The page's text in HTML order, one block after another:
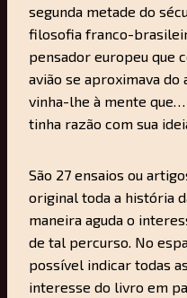
segunda metade do
filosofia franco-
pensador europeu que
avião se aproximava do
vinha-lhe à mente
tinha razão com sua
São 27 ensaios ou
original toda a história
maneira aguda o
de tal percurso. No
possível indicar todas
interesse do livro em